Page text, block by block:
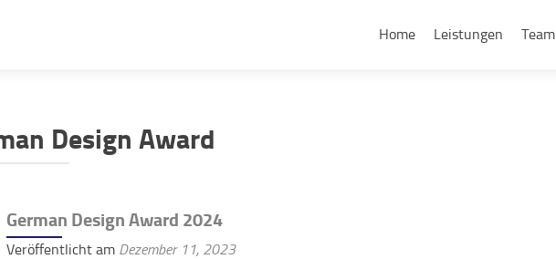
Inhalt
Home Leistungen Team
Design Award
German Design Award 2024
Veröffentlicht am Dezember 11, 2023